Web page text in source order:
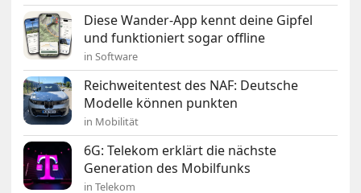
Diese Wander-App kennt deine Gipfel
und funktioniert sogar offline
in Software
Reichweitentest des NAF: Deutsche
Modelle können punkten
in Mobilität
6G: Telekom erklärt die nächste
Generation des Mobilfunks
in Telekom